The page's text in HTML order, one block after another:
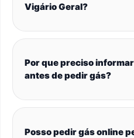
Vigário Geral?
Por que preciso
antes de pedir gás?
Posso pedir gás online